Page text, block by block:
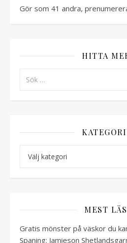
Gör som 41 andra,
HITTA
MEST
Gratis mönster på väskor du
Spaning: Jamieson